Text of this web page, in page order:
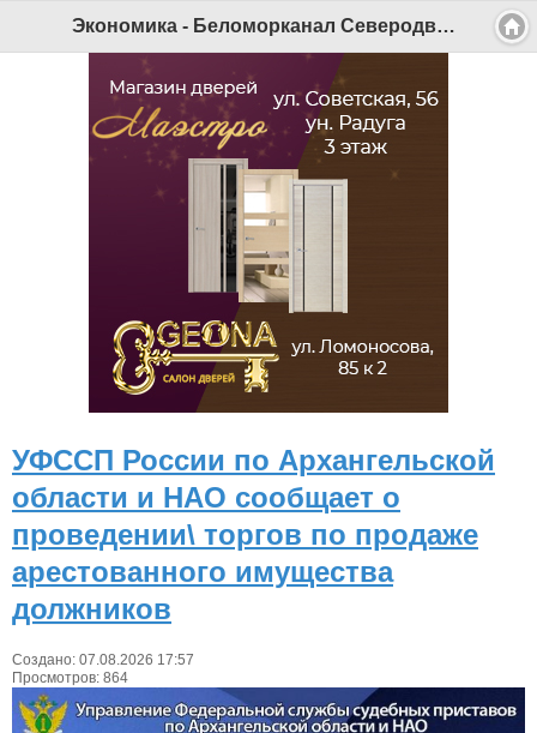
Экономика - Беломорканал Северодвинск tv29.ru
УФССП России по Архангельской
области и НАО сообщает о
проведении\ торгов по продаже
арестованного имущества
должников
Создано: 07.08.2026 17:57
Просмотров: 864